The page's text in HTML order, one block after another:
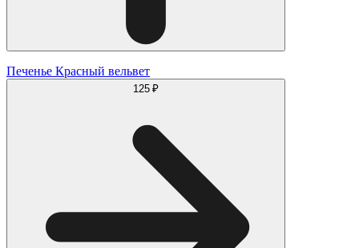
Печенье Красный вельвет
125 ₽